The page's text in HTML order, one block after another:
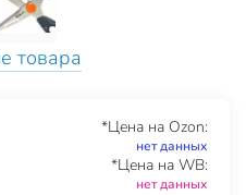
товара
*Цена на Ozon:
нет данных
*Цена на WB:
нет данных